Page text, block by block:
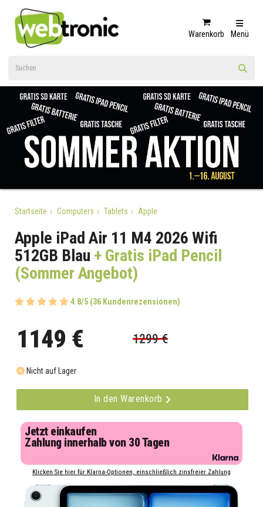
Warenkorb Menü
Startseite Computers Tablets Apple
Apple iPad Air 11 M4 2026 Wifi
512GB Blau + Gratis iPad Pencil
(Sommer Angebot)
4.8/5 (36 Kundenrezensionen)
1149 € 1299 €
Nicht auf Lager
In den Warenkorb
Jetzt einkaufen
Zahlung innerhalb von 30 Tagen
Klicken Sie hier für Klarna-Optionen, einschließlich zinsfreier Zahlung